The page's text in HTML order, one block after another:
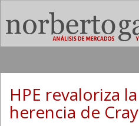
HPE revaloriza la
herencia de Cray